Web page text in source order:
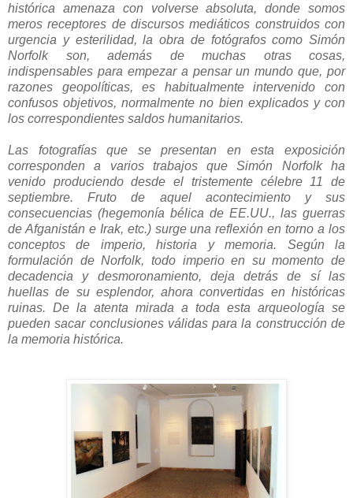
histórica amenaza con volverse absoluta, donde somos
meros receptores de discursos mediáticos construidos con
urgencia y esterilidad, la obra de fotógrafos como Simón
Norfolk son, además de muchas otras cosas,
indispensables para empezar a pensar un mundo que, por
razones geopolíticas, es habitualmente intervenido con
confusos objetivos, normalmente no bien explicados y con
los correspondientes saldos humanitarios.
Las fotografías que se presentan en esta exposición
corresponden a varios trabajos que Simón Norfolk ha
venido produciendo desde el tristemente célebre 11 de
septiembre. Fruto de aquel acontecimiento y sus
consecuencias (hegemonía bélica de EE.UU., las guerras
de Afganistán e Irak, etc.) surge una reflexión en torno a los
conceptos de imperio, historia y memoria. Según la
formulación de Norfolk, todo imperio en su momento de
decadencia y desmoronamiento, deja detrás de sí las
huellas de su esplendor, ahora convertidas en históricas
ruinas. De la atenta mirada a toda esta arqueología se
pueden sacar conclusiones válidas para la construcción de
la memoria histórica.